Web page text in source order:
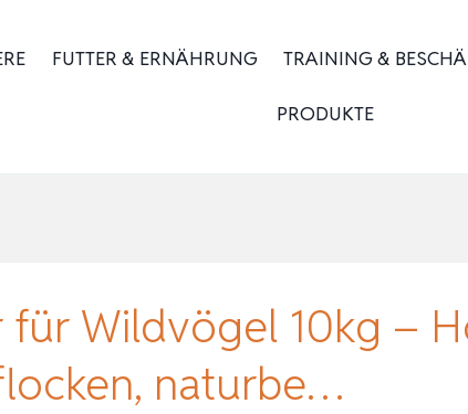
FUTTER & ERNÄHRUNG TRAINING &
PRODUKTE
Wildvögel 10kg –
naturbe…